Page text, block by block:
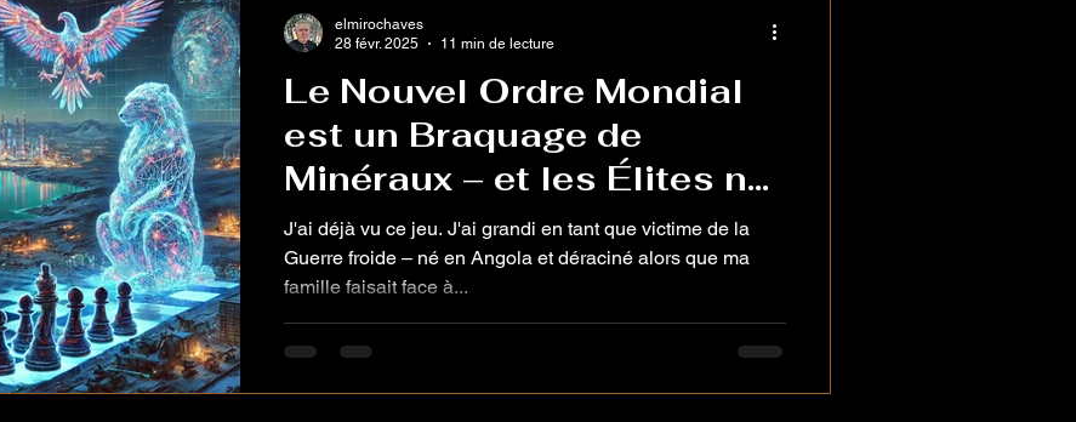
Le Nouvel Ordre Mondial
est un Braquage de
Minéraux – et les Élites ne
se Soucient Pas de Toi.
J'ai déjà vu ce jeu. J'ai grandi en tant que victime de la
Guerre froide – né en Angola et déraciné alors que ma
famille faisait face à...
elmirochaves
28 févr. 2025
11 min de lecture